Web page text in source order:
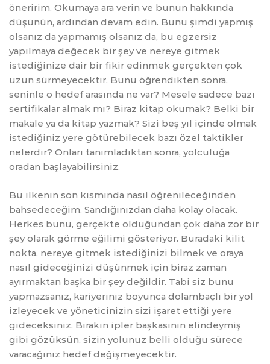
öneririm. Okumaya ara verin ve bunun hakkında
düşünün, ardından devam edin. Bunu şimdi yapmış
olsanız da yapmamış olsanız da, bu egzersiz
yapılmaya değecek bir şey ve nereye gitmek
istediğinize dair bir fikir edinmek gerçekten çok
uzun sürmeyecektir. Bunu öğrendikten sonra,
seninle o hedef arasında ne var? Mesele sadece bazı
sertifikalar almak mı? Biraz kitap okumak? Belki bir
makale ya da kitap yazmak? Sizi beş yıl içinde olmak
istediğiniz yere götürebilecek bazı özel taktikler
nelerdir? Onları tanımladıktan sonra, yolculuğa
oradan başlayabilirsiniz.
Bu ilkenin son kısmında nasıl öğrenileceğinden
bahsedeceğim. Sandığınızdan daha kolay olacak.
Herkes bunu, gerçekte olduğundan çok daha zor bir
şey olarak görme eğilimi gösteriyor. Buradaki kilit
nokta, nereye gitmek istediğinizi bilmek ve oraya
nasıl gideceğinizi düşünmek için biraz zaman
ayırmaktan başka bir şey değildir. Tabi siz bunu
yapmazsanız, kariyeriniz boyunca dolambaçlı bir yol
izleyecek ve yöneticinizin sizi işaret ettiği yere
gideceksiniz. Bırakın ipler başkasının elindeymiş
gibi gözüksün, sizin yolunuz belli olduğu sürece
varacağınız hedef değişmeyecektir.